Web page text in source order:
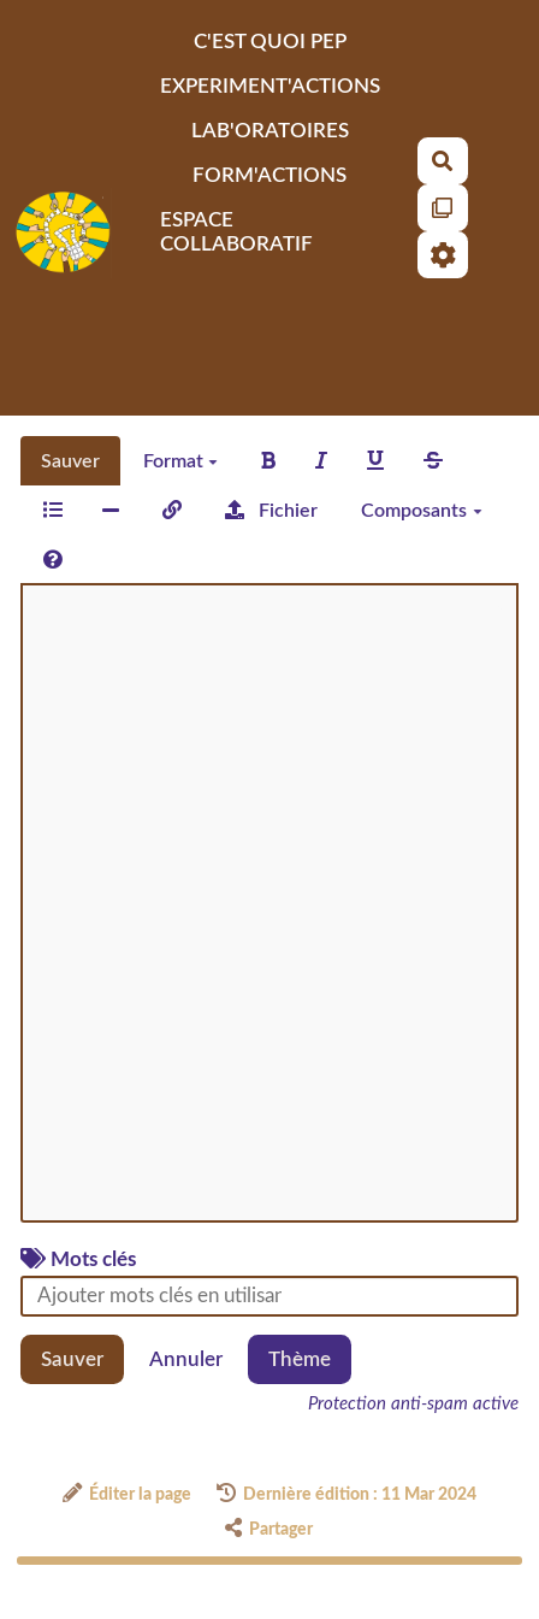
C'EST QUOI PEP
EXPERIMENT'ACTIONS
LAB'ORATOIRES
FORM'ACTIONS
ESPACE
COLLABORATIF
Sauver Format
Fichier Composants
Mots clés
Sauver Annuler Thème
Protection anti-spam active
Éditer la page Dernière édition : 11 Mar 2024
Partager